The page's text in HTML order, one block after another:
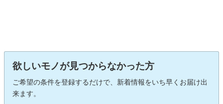
欲しいモノが見つからなかった方
ご希望の条件を登録するだけで、新着情報をいち早くお届け出
来ます。